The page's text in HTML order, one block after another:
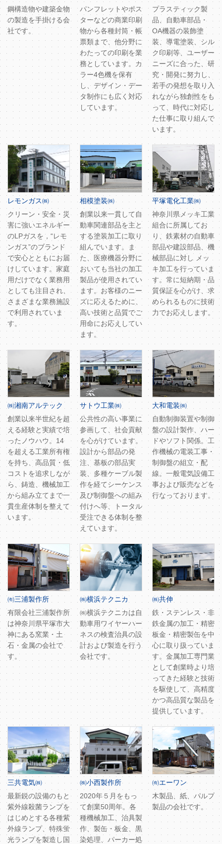
鋼構造物や建築金物
の製造を手掛ける会
社です。
パンフレットやポス
ターなどの商業印刷
物から各種封筒・帳
票類まで、他分野に
わたっての印刷を業
務としています。カ
ラー4色機を保有
し、デザイン・デー
タ制作にも広く対応
しています。
プラスティック製
品、自動車部品・
OA機器の装飾塗
装、導電塗装、シル
ク印刷等、ユーザー
ニーズに合った、研
究・開発に努力し、
若手の発想を取り入
れながら独創性をも
って、時代に対応し
た仕事に取り組んで
います。
レモンガス㈱
クリーン・安全・災
害に強いエネルギー
のLPガスを，“レモ
ンガス”のブランド
で安心とともにお届
けしています。家庭
用だけでなく業務用
としても注目され、
さまざまな業務施設
で利用されていま
す。
相模塗装㈱
創業以来一貫して自
動車関連部品を主と
する塗装加工に取り
組んでいます。ま
た、医療機器分野に
おいても当社の加工
製品が使用されてい
ます。お客様のニー
ズに応えるために、
高い技術と品質でご
用命にお応えしてい
ます。
平塚電化工業㈱
神奈川県メッキ工業
組合に所属してお
り、鉄素材の自動車
部品や建設部品、機
械部品に対し メッ
キ加工を行っていま
す。常に短納期・品
質保証を心がけ、求
められるものに技術
力でお応えします。
㈱湘南アルテック
創業以来半世紀を超
える経験と実績で培
ったノウハウ。14
を超える工業所有権
を持ち、高品質・低
コストを追求しなが
ら、鋳造、機械加工
から組み立てまで一
貫生産体制を整えて
います。
サトウ工業㈱
公共性の高い事業に
参画して、社会貢献
を心がけています。
設計から部品の発
注、基板の部品実
装、多種ケーブル製
作を経てシーケンス
及び制御盤への組み
付けへ等、トータル
受注できる体制を整
えています。
大和電装㈱
自動制御装置や制御
盤の設計製作、ハー
ドやソフト関係。工
作機械の電装工事・
制御盤の組立・配
線。一般電気設備工
事および販売などを
行なっております。
㈲三浦製作所
有限会社三浦製作所
は神奈川県平塚市大
神にある窯業・土
石・金属の会社で
す。
㈱横浜テクニカ
㈱横浜テクニカは自
動車用ワイヤーハー
ネスの検査治具の設
計および製造を行う
会社です。
㈱共伸
鉄・ステンレス・非
鉄金属の加工・精密
板金・精密製缶を中
心に取り扱っていま
す。金属加工専門業
として創業時より培
ってきた経験と技術
を駆使して、高精度
かつ高品質な製品を
提供しています。
三共電気㈱
最新鋭の設備のもと
紫外線殺菌ランプを
はじめとする各種紫
外線ランプ、特殊蛍
光ランプを製造し国
㈱小西製作所
2020年５月をもっ
て創業50周年。各
種機械加工、治具製
作、製缶・板金、黒
染処理、パーカー処
㈲エーワン
木製品、紙、パルプ
製品の会社です。